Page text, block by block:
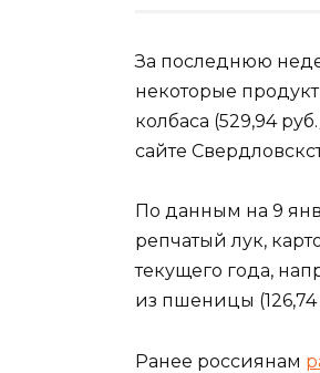
За последнюю
некоторые
колбаса (529,94
сайте
По данным на 9
репчатый лук,
текущего года,
из пшеницы (126,74
Ранее россиянам